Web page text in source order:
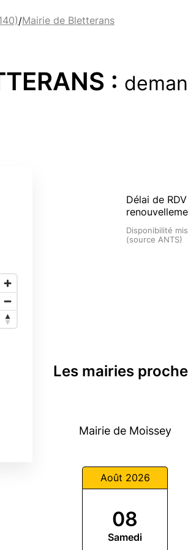
/Mairie de Bletterans
:
Délai de
Disponibilité
(source ANTS)
Les mairies
Mairie de Moissey
Août 2026
08
Samedi